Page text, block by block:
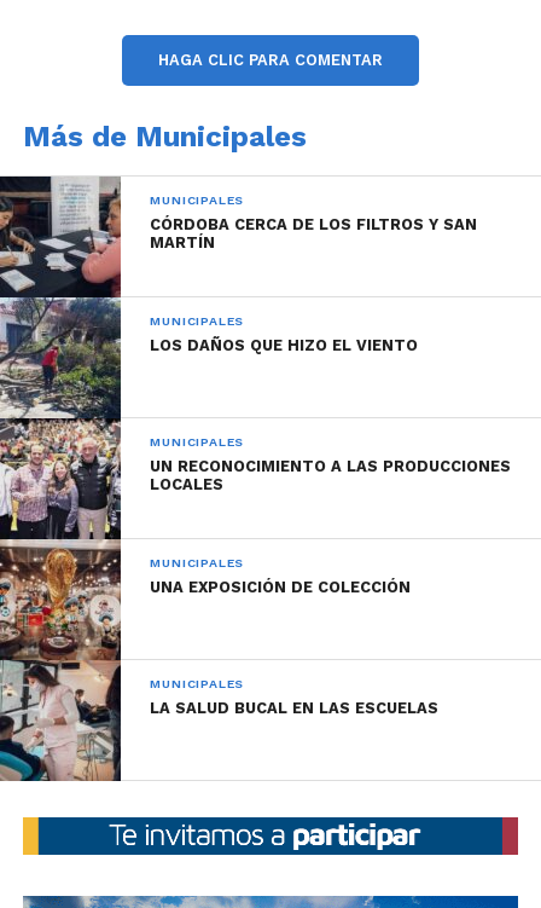
camiones desinfectadores que próximamente
recorrerán las calles de la ciudad.
De esta manera el ente no solo amplía sus servicios,
eficientizando sus recursos humanos y
estableciendo igualdad de oportunidades para los
servicios de barrido mecánico y limpieza de la
ciudad.
HAGA CLIC PARA COMENTAR
Más de Municipales
MUNICIPALES
CÓRDOBA CERCA DE LOS FILTROS Y SAN
MARTÍN
MUNICIPALES
LOS DAÑOS QUE HIZO EL VIENTO
MUNICIPALES
UN RECONOCIMIENTO A LAS PRODUCCIONES
LOCALES
MUNICIPALES
UNA EXPOSICIÓN DE COLECCIÓN
MUNICIPALES
LA SALUD BUCAL EN LAS ESCUELAS